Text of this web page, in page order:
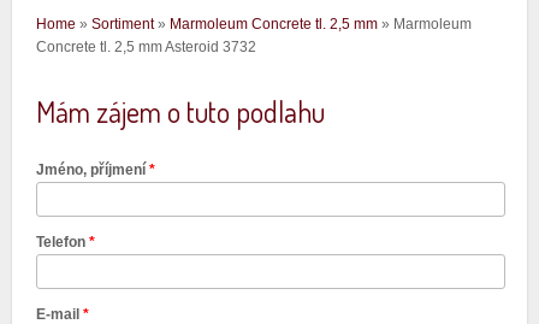
Jste zde
Home » Sortiment» Marmoleum Concrete tl. 2,5 mm » Marmoleum
Concrete tl. 2,5 mm Asteroid 3732
Mám zájem o tuto podlahu
Jméno, příjmení *
Telefon *
E-mail *